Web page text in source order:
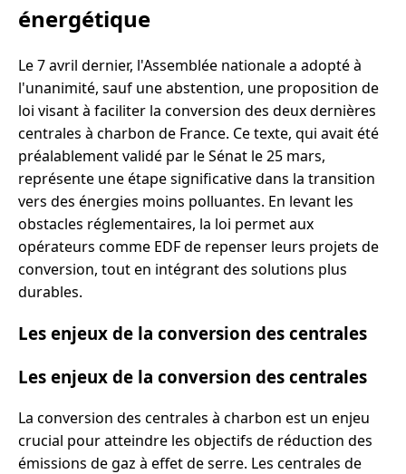
énergétique
Le 7 avril dernier, l'Assemblée nationale a adopté à
l'unanimité, sauf une abstention, une proposition de
loi visant à faciliter la conversion des deux dernières
centrales à charbon de France. Ce texte, qui avait été
préalablement validé par le Sénat le 25 mars,
représente une étape significative dans la transition
vers des énergies moins polluantes. En levant les
obstacles réglementaires, la loi permet aux
opérateurs comme EDF de repenser leurs projets de
conversion, tout en intégrant des solutions plus
durables.
Les enjeux de la conversion des centrales
Les enjeux de la conversion des centrales
La conversion des centrales à charbon est un enjeu
crucial pour atteindre les objectifs de réduction des
émissions de gaz à effet de serre. Les centrales de